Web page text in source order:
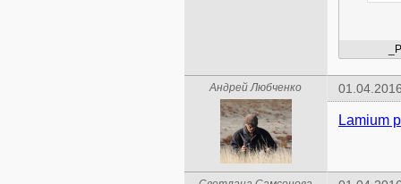
Андрей Любченко
Lamium